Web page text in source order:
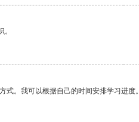
。我可以根据自己的时间安排学习进度。